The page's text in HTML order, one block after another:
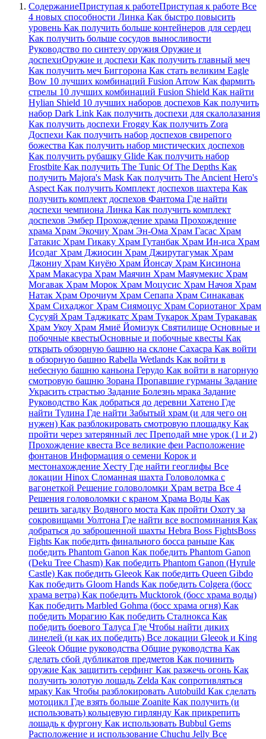
СодержаниеПриступая к работеПриступая к работе Все
4 новых способности Линка Как быстро повысить
уровень Как получить больше контейнеров для сердец
Как получить больше сосудов выносливости
Руководство по синтезу оружия Оружие и
доспехиОружие и доспехи Как получить главный меч
Как получить меч Биггорона Как стать великим Eagle
Bow 10 лучших комбинаций Fusion Arrow Как фармить
стрелы 10 лучших комбинаций Fusion Shield Как найти
Hylian Shield 10 лучших наборов доспехов Как получить
набор Dark Link Как получить доспехи для скалолазания
Как получить доспехи Froggy Как получить Zora
Доспехи Как получить набор доспехов свирепого
божества Как получить набор мистических доспехов
Как получить рубашку Glide Как получить набор
Frostbite Как получить The Tunic Of The Depths Как
получить Majora's Mask Как получить The Ancient Hero's
Aspect Как получить Комплект доспехов шахтера Как
получить комплект доспехов Фантома Где найти
доспехи чемпиона Линка Как получить комплект
доспехов Эмбер Прохождение храма Прохождение
храма Храм Экочиу Храм Эн-Ома Храм Гасас Храм
Гатакис Храм Гикаку Храм Гутанбак Храм Ин-иса Храм
Исодаг Храм Джиосин Храм Джирутагумак Храм
Джониу Храм Киуёю Храм Йонсау Храм Кисинона
Храм Макасура Храм Маячин Храм Маяумекис Храм
Могавак Храм Морок Храм Моцусис Храм Начоя Храм
Натак Храм Орочиум Храм Сепапа Храм Синакавак
Храм Сихаджог Храм Сиямоцус Храм Сориотаног Храм
Сусуяй Храм Таджикатс Храм Тукарок Храм Туракавак
Храм Укоу Храм Ямиё Йомизук Святилище Основные и
побочные квестыОсновные и побочные квесты Как
открыть обзорную башню на склоне Сахасра Как войти
в обзорную башню Rabella Wetlands Как войти в
небесную башню каньона Герудо Как войти в нагорную
смотровую башню Зорана Пропавшие гурманы Задание
Украсить страстью Задание Болезнь мрака Задание
Руководство Как добраться до деревни Хатено Где
найти Тулина Где найти Забытый храм (и для чего он
нужен) Как разблокировать смотровую площадку Как
пройти через затерянный лес Преподай мне урок (1 и 2)
Прохождение квеста Все великие феи Расположение
фонтанов Информация о семени Корок и
местонахождение Хесту Где найти геоглифы Все
локации Hinox Сломанная шахта Головоломка с
вагонеткой Решение головоломки Храм ветра Все 4
Решения головоломки с краном Храма Воды Как
решить загадку Водяного моста Как пройти Охоту за
сокровищами Уолтона Где найти все воспоминания Как
добраться до заброшенной шахты Hebra Boss FightsBoss
Fights Как победить финального босса раньше Как
победить Phantom Ganon Как победить Phantom Ganon
(Deku Tree Chasm) Как победить Phantom Ganon (Hyrule
Castle) Как победить Gleeok Как победить Queen Gibdo
Как победить Gloom Hands Как победить Colgera (босс
храма ветра) Как победить Mucktorok (босс храма воды)
Как победить Marbled Gohma (босс храма огня) Как
победить Морагию Как победить Сталнокса Как
победить боевого Талуса Где Чтобы найти диких
линелей (и как их победить) Все локации Gleeok и King
Gleeok Общие руководства Общие руководства Как
сделать сбой дубликатов предметов Как починить
оружие Как защитить серфинг Как разжечь огонь Как
получить золотую лошадь Zelda Как сопротивляться
мраку Как Чтобы разблокировать Autobuild Как сделать
мотоцикл Где взять больше Zoanite Как получить (и
использовать) кольцевую гирлянду Как прикрепить
лошадь к фургону Как использовать Bubbul Gems
Расположение и использование Chuchu Jelly Все